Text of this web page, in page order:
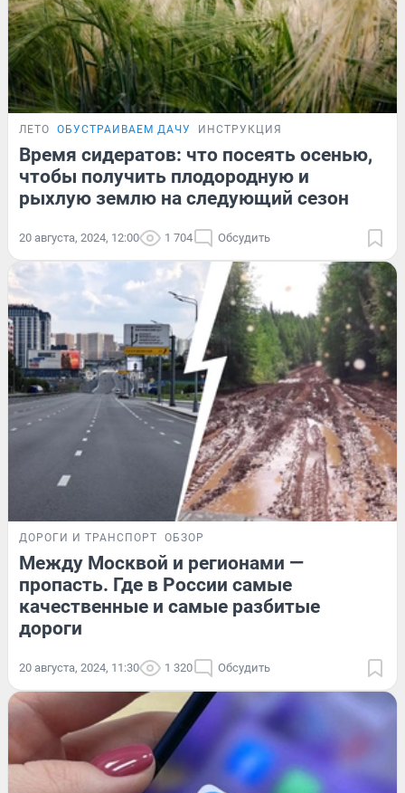
ЛЕТО ОБУСТРАИВАЕМ ДАЧУ ИНСТРУКЦИЯ
Время сидератов: что посеять осенью,
чтобы получить плодородную и
рыхлую землю на следующий сезон
20 августа, 2024, 12:00 1 704 Обсудить
ДОРОГИ И ТРАНСПОРТ ОБЗОР
Между Москвой и регионами —
пропасть. Где в России самые
качественные и самые разбитые
дороги
20 августа, 2024, 11:30 1 320 Обсудить